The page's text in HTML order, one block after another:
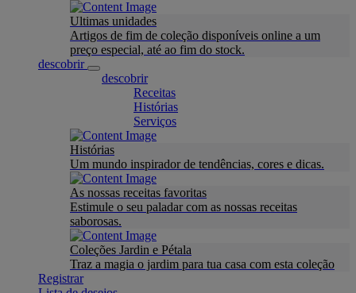
Ultimas unidades
Artigos de fim de coleção disponíveis online a um
preço especial, até ao fim do stock.
descobrir
descobrir
Receitas
Histórias
Serviços
Histórias
Um mundo inspirador de tendências, cores e dicas.
As nossas receitas favoritas
Estimule o seu paladar com as nossas receitas
saborosas.
Coleções Jardin e Pétala
Traz a magia o jardim para tua casa com esta coleção
Registrar